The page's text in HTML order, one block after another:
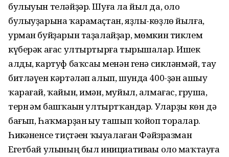
булыуын теләйҙәр. Шуға ла йыл да, оло
булыуҙарына ҡарамаҫтан, яҙлы-көҙлө йылға,
урман буйҙарын таҙалайҙар, мөмкин тиклем
күберәк ағас ултыртырға тырышалар. Ишек
алды, картуф баҡсаһы менән генә сикләнмәй, тау
битләүен кәртәләп алып, шунда 400-ҙән ашыу
ҡарағай, ҡайын, имән, муйыл, алмағас, груша,
терн һәм башҡаһын ултыртҡандар. Уларҙы көн дә
бағып, Һаҡмарҙан һыу ташып ҡойоп торалар.
Һикһәненсе тиҫтәһен ҡыуалаған Фәйзразман
Егетбай улының был инициативаһы оло маҡтауға